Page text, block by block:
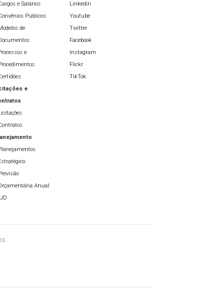
e Salários
Públicos
de
e
e
Anual
Linkedin
Youtube
Twitter
Facebook
Instagram
Flickr
TikTok